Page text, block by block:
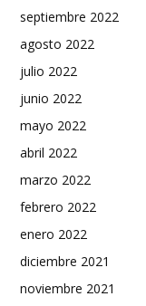
septiembre 2022
agosto 2022
julio 2022
junio 2022
mayo 2022
abril 2022
marzo 2022
febrero 2022
enero 2022
diciembre 2021
noviembre 2021